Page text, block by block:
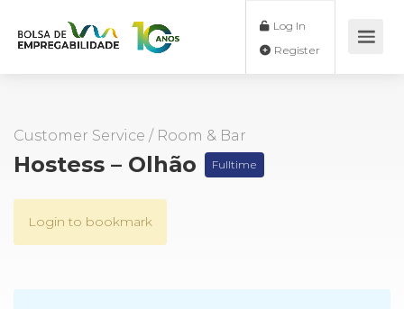
Log In
Customer Service / Room & Bar
Hostess – Olhão Fulltime
Login to bookmark